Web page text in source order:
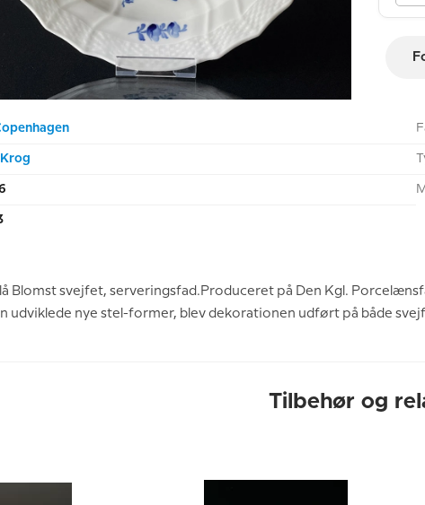
Blomst svejfet, serveringsfad.Produceret på Den Kgl.
udviklede nye stel-former, blev dekorationen udført på både
Tilbehør og